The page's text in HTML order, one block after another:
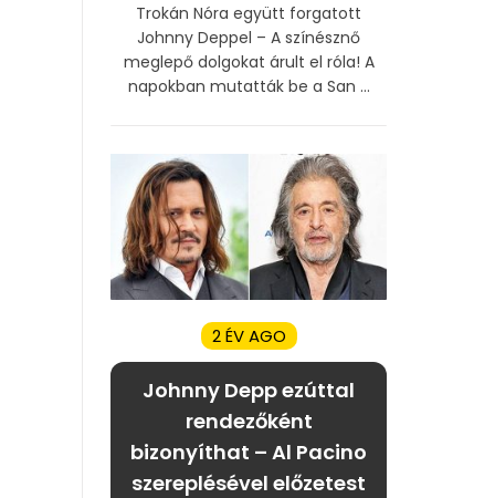
Trokán Nóra együtt forgatott
Johnny Deppel – A színésznő
meglepő dolgokat árult el róla! A
napokban mutatták be a San ...
2 ÉV AGO
Johnny Depp ezúttal
rendezőként
bizonyíthat – Al Pacino
szereplésével előzetest